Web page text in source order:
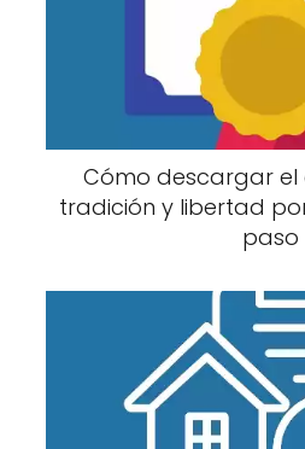
Cómo descargar
tradición y libertad
paso